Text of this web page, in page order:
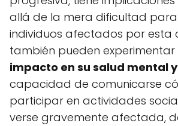
allá de la mera dificultad para
individuos afectados por esta
también pueden experimentar
impacto en su salud mental
capacidad de comunicarse
participar en actividades
verse gravemente afectada,